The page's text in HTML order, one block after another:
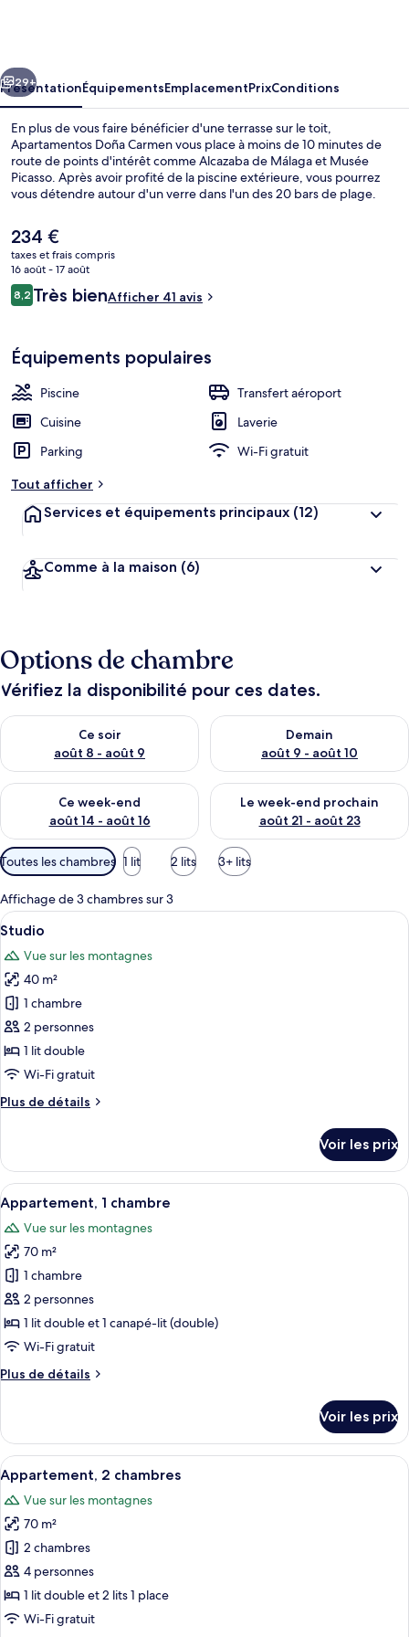
Suivant
29+
PrésentationÉquipementsEmplacementPrixConditions
En plus de vous faire bénéficier d'une terrasse sur le toit,
Apartamentos Doña Carmen vous place à moins de 10 minutes de
route de points d'intérêt comme Alcazaba de Málaga et Musée
Picasso. Après avoir profité de la piscine extérieure, vous pourrez
vous détendre autour d'un verre dans l'un des 20 bars de plage.
parmi les petits plus offerts que vous trouverez dans les
appartements.
Le
prix
actuel
est
de
234 €
taxes et frais compris
16 août - 17 août
Avis
voyageurs
8,28,2 sur 10
Très bienAfficher 41 avis
Équipements populaires
Piscine
Transfert aéroport
Cuisine
Laverie
Parking
Wi-Fi gratuit
Tout afficher
Services et équipements principaux (12)
Comme à la maison (6)
Options de chambre
Vérifiez la disponibilité pour ces dates.
Ce soir
août 8 - août 9
Vérifier la disponibilité pour ce soir août 8 - août 9
Demain
août 9 - août 10
Vérifier la disponibilité pour
Ce week-end
août 14 - août 16
Vérifier la disponibilité pour ce week-end août 14 - août 16
Le week-end prochain
août 21 - août 23
Vérifier la disponibilité pour
Filtres
disponibles
pour
les
chambres
Toutes les chambres 1 lit 2 lits 3+ lits
Affichage de 3 chambres sur 3
Afficher
toutes
les
photos
pour
ce
type
de
chambre :
Studio
Un lit bien fait, avec du linge de lit
9
Studio
Vue sur les montagnes
40 m²
1 chambre
2 personnes
1 lit double
Wi-Fi gratuit
Plus de détails
Plus
le
type
de
chambre
Studio
Voir les prix
Afficher
toutes
les
photos
pour
ce
type
de
chambre :
Appartement,
Une terrasse sur le toit avec deux
16
Appartement, 1 chambre
Vue sur les montagnes
70 m²
1 chambre
2 personnes
1 lit double et 1 canapé-lit (double)
Wi-Fi gratuit
Plus de détails
Plus
le
type
de
chambre
Appartement,
chambre
Voir les prix
Afficher
toutes
les
photos
pour
ce
type
de
Une chambre à coucher avec un lit,
6
Appartement, 2 chambres
Vue sur les montagnes
70 m²
2 chambres
4 personnes
1 lit double et 2 lits 1 place
Wi-Fi gratuit